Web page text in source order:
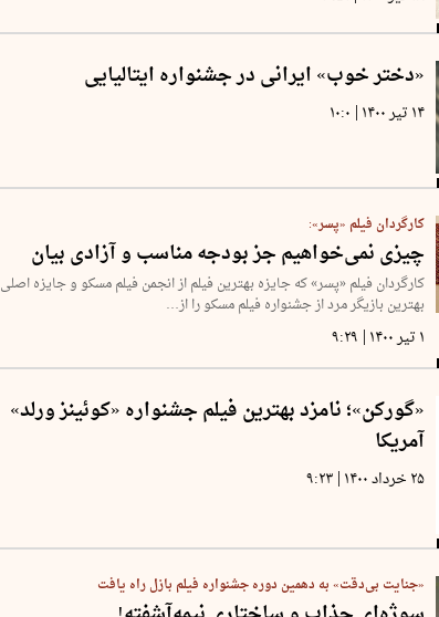
«دختر خوب» ایرانی در جشنواره ایتالیایی
۱۴ تیر ۱۴۰۰ | ۱۰:۰
کارگردان فیلم «پسر»:
چیزی نمی‌خواهیم جز بودجه مناسب و آزادی بیان
کارگردان فیلم «پسر» که جایزه بهترین فیلم از انجمن فیلم مسکو و جایزه اصلی
بهترین بازیگر مرد از جشنواره فیلم مسکو را از…
۱ تیر ۱۴۰۰ | ۹:۲۹
«گورکن»؛ نامزد بهترین فیلم جشنواره «کوئینز ورلد»
آمریکا
۲۵ خرداد ۱۴۰۰ | ۹:۲۳
«جنایت بی‌دقت» به دهمین دوره جشنواره فیلم بازل راه یافت